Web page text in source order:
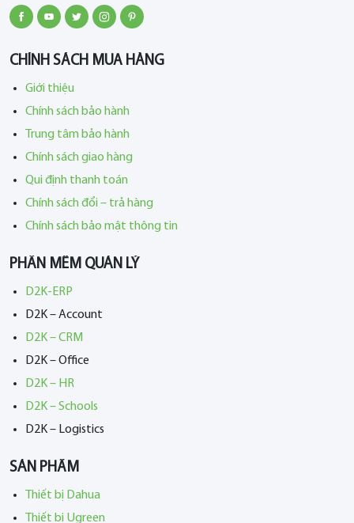
CHÍNH SÁCH MUA HÀNG
Giới thiệu
Chính sách bảo hành
Trung tâm bảo hành
Chính sách giao hàng
Qui định thanh toán
Chính sách đổi – trả hàng
Chính sách bảo mật thông tin
PHẦN MỀM QUẢN LÝ
D2K-ERP
D2K – Account
D2K – CRM
D2K – Office
D2K – HR
D2K – Schools
D2K – Logistics
SẢN PHẨM
Thiết bị Dahua
Thiết bị Ugreen